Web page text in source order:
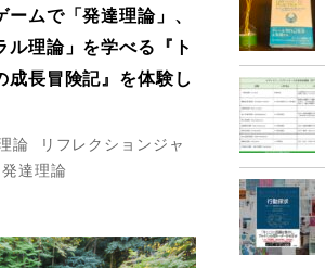
ムで「発達理論」、
ル理論」を学べる『ト
成長冒険記』を体験し
論
リフレクションジャ
発達理論